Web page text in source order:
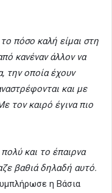
πόσο καλή είμαι στη
κανέναν άλλον να
την οποία έχουν
και με
τον καιρό έγινα πιο
και το έπαιρνα
βαθιά δηλαδή αυτό.
η Βάσια